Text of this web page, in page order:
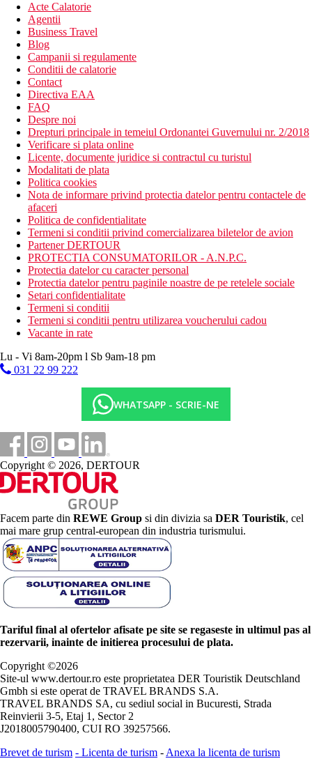
Acte Calatorie
Agentii
Business Travel
Blog
Campanii si regulamente
Conditii de calatorie
Contact
Directiva EAA
FAQ
Despre noi
Drepturi principale in temeiul Ordonantei Guvernului nr. 2/2018
Verificare si plata online
Licente, documente juridice si contractul cu turistul
Modalitati de plata
Politica cookies
Nota de informare privind protectia datelor pentru contactele de
afaceri
Politica de confidentialitate
Termeni si conditii privind comercializarea biletelor de avion
Partener DERTOUR
PROTECTIA CONSUMATORILOR - A.N.P.C.
Protectia datelor cu caracter personal
Protectia datelor pentru paginile noastre de pe retelele sociale
Setari confidentialitate
Termeni si conditii
Termeni si conditii pentru utilizarea voucherului cadou
Vacante in rate
Lu - Vi 8am-20pm l Sb 9am-18 pm
031 22 99 222
WHATSAPP - SCRIE-NE
Copyright © 2026, DERTOUR
Facem parte din REWE Group si din divizia sa DER Touristik, cel
mai mare grup central-european din industria turismului.
Tariful final al ofertelor afisate pe site se regaseste in ultimul pas al
rezervarii, inainte de initierea procesului de plata.
Copyright ©2026
Site-ul www.dertour.ro este proprietatea DER Touristik Deutschland
Gmbh si este operat de TRAVEL BRANDS S.A.
TRAVEL BRANDS SA, cu sediul social in Bucuresti, Strada
Reinvierii 3-5, Etaj 1, Sector 2
J2018005790400, CUI RO 39257566.
Brevet de turism - Licenta de turism - Anexa la licenta de turism